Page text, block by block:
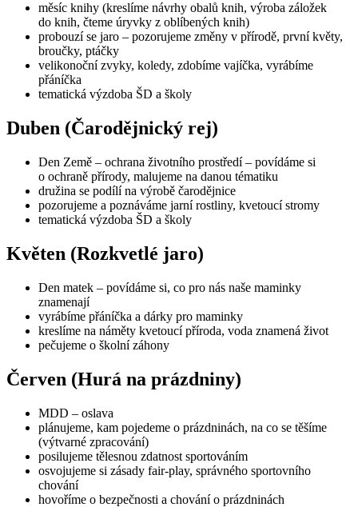
měsíc knihy (kreslíme návrhy obalů knih, výroba záložek
do knih, čteme úryvky z oblíbených knih)
probouzí se jaro – pozorujeme změny v přírodě, první květy,
broučky, ptáčky
velikonoční zvyky, koledy, zdobíme vajíčka, vyrábíme
přáníčka
tematická výzdoba ŠD a školy
Duben (Čarodějnický rej)
Den Země – ochrana životního prostředí – povídáme si
o ochraně přírody, malujeme na danou tématiku
družina se podílí na výrobě čarodějnice
pozorujeme a poznáváme jarní rostliny, kvetoucí stromy
tematická výzdoba ŠD a školy
Květen (Rozkvetlé jaro)
Den matek – povídáme si, co pro nás naše maminky
znamenají
vyrábíme přáníčka a dárky pro maminky
kreslíme na náměty kvetoucí příroda, voda znamená život
pečujeme o školní záhony
Červen (Hurá na prázdniny)
MDD – oslava
plánujeme, kam pojedeme o prázdninách, na co se těšíme
(výtvarné zpracování)
posilujeme tělesnou zdatnost sportováním
osvojujeme si zásady fair-play, správného sportovního
chování
hovoříme o bezpečnosti a chování o prázdninách